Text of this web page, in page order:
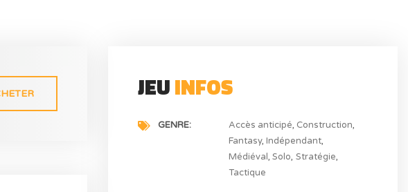
JEUINFOS
GENRE Accès anticipé Construction
Fantasy Indépendant
Médiéval Solo Stratégie
Tactique